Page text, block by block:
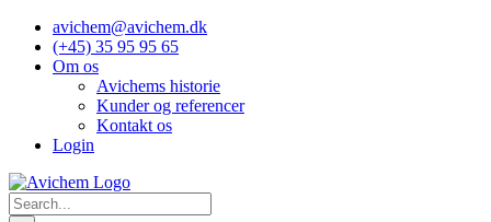
Skip
content
avichem@avichem.dk
(+45) 35 95 95 65
Om os
Avichems historie
Kunder og referencer
Kontakt os
Login
Search